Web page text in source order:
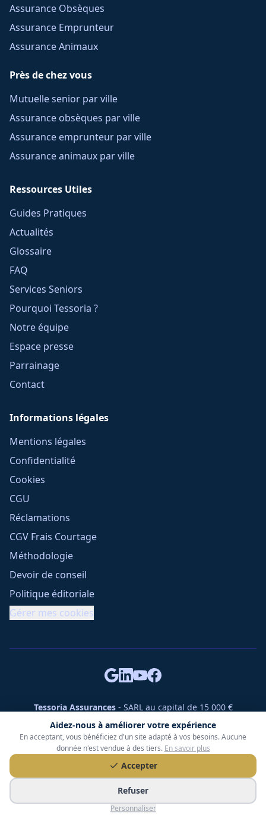
Aidez-nous à améliorer votre expérience
En acceptant, vous bénéficiez d'un site adapté à vos besoins. Aucune
donnée n'est vendue à des tiers. En savoir plus
Accepter
Refuser
Personnaliser
Assurance Obsèques
Assurance Emprunteur
Assurance Animaux
Près de chez vous
Mutuelle senior par ville
Assurance obsèques par ville
Assurance emprunteur par ville
Assurance animaux par ville
Ressources Utiles
Guides Pratiques
Actualités
Glossaire
FAQ
Services Seniors
Pourquoi Tessoria ?
Notre équipe
Espace presse
Parrainage
Contact
Informations légales
Mentions légales
Confidentialité
Cookies
CGU
Réclamations
CGV Frais Courtage
Méthodologie
Devoir de conseil
Politique éditoriale
Gérer mes cookies
Tessoria Assurances- SARL au capital de 15 000 €
ORIAS n° 25007309 - RCS 990 206 179 - Membre du réseau
360 Courtage
RC Pro : Klarity - Contrat n° CCOUK000785
49 chemin des Gardettes Sine, 06570 Saint-Paul-de-Vence
© Tessoria Assurances. Tous droits réservés.